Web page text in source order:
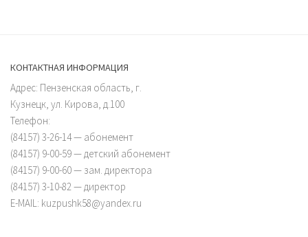
КОНТАКТНАЯ ИНФОРМАЦИЯ
Адрес: Пензенская область, г.
Кузнецк, ул. Кирова, д.100
Телефон:
(84157) 3-26-14 — абонемент
(84157) 9-00-59 — детский абонемент
(84157) 9-00-60 — зам. директора
(84157) 3-10-82 — директор
E-MAIL: kuzpushk58@yandex.ru